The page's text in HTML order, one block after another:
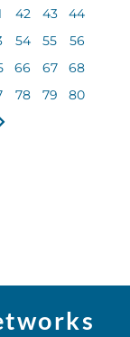
42 43
44
54 55
56
66 67
68
78 79
80